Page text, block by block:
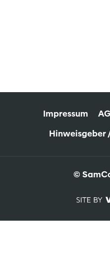
Impressum
Hinweisgeber
©